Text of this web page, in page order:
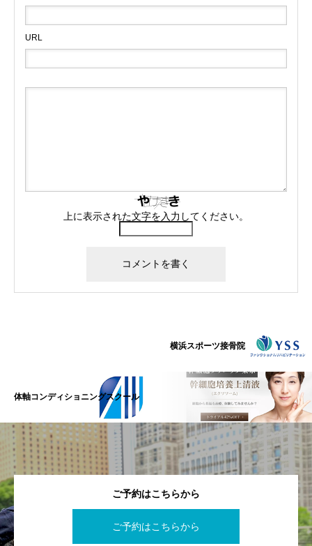
URL
上に表示された文字を入力してください。
横浜スポーツ接骨院
体軸コンディショニングスクール
ご予約はこちらから
ご予約はこちらから